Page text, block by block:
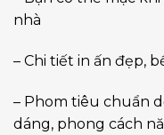
nhà
– Chi tiết in ấn đẹp,
– Phom tiêu chuẩn
dáng, phong cách